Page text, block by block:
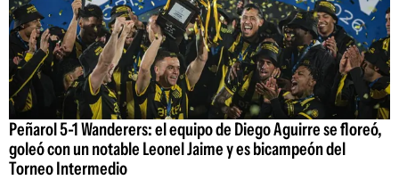
Peñarol 5-1 Wanderers: el equipo de Diego Aguirre se floreó,
goleó con un notable Leonel Jaime y es bicampeón del
Torneo Intermedio